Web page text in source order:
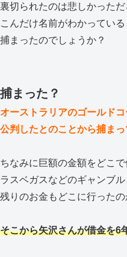
裏切られたのは悲しかった
こんだけ名前がわかっている
捕まったのでしょうか？
捕まった？
オーストラリアのゴールド
公判したとのことから捕ま
ちなみに巨額の金額をどこ
ラスベガスなどのギャンブル
残りのお金もどこに行ったの
そこから矢沢さんが借金を6